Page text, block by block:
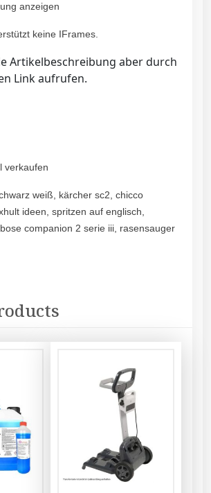
anzeigen
keine IFrames.
Artikelbeschreibung aber durch
Link aufrufen.
verkaufen
weiß, kärcher sc2, chicco
ideen, spritzen auf englisch,
companion 2 serie iii, rasensauger